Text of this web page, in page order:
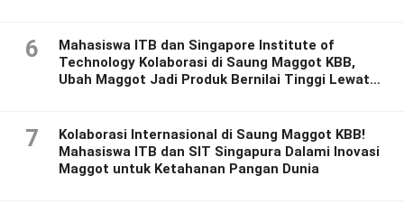
6
Mahasiswa ITB dan Singapore Institute of
Technology Kolaborasi di Saung Maggot KBB,
Ubah Maggot Jadi Produk Bernilai Tinggi Lewat
7
Kolaborasi Internasional di Saung Maggot KBB!
Mahasiswa ITB dan SIT Singapura Dalami Inovasi
Maggot untuk Ketahanan Pangan Dunia